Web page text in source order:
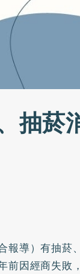
抽
報導）有抽菸
前因經商失敗